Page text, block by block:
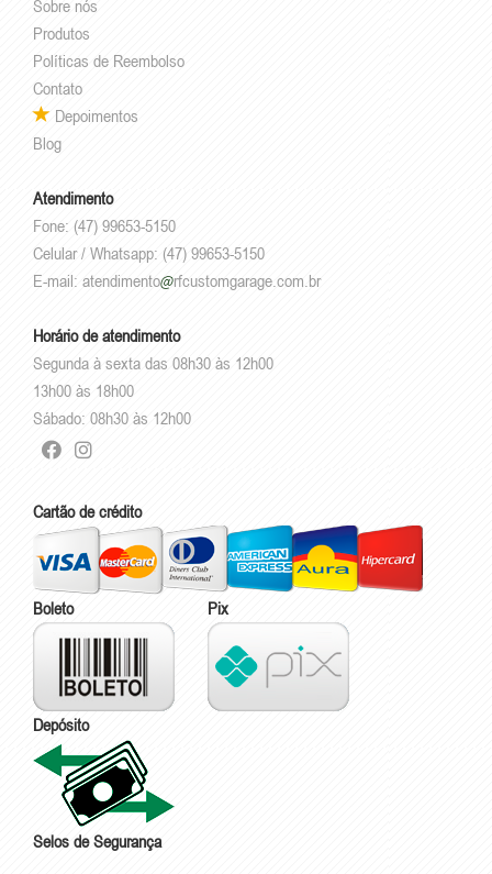
Sobre nós
Produtos
Políticas de Reembolso
Contato
Depoimentos
Blog
Atendimento
Fone: (47) 99653-5150
Celular / Whatsapp: (47) 99653-5150
E-mail: atendimento rfcustomgarage.com.br
Horário de atendimento
Segunda à sexta das 08h30 às 12h00
13h00 às 18h00
Sábado: 08h30 às 12h00
Cartão de crédito
Boleto Pix
Depósito
Selos de Segurança